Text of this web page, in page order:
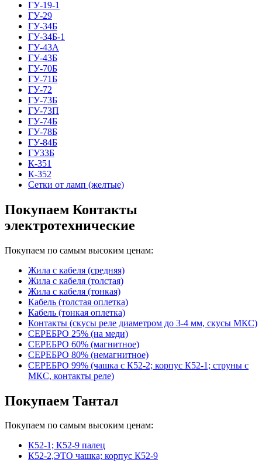
ГУ-19-1
ГУ-29
ГУ-34Б
ГУ-34Б-1
ГУ-43А
ГУ-43Б
ГУ-70Б
ГУ-71Б
ГУ-72
ГУ-73Б
ГУ-73П
ГУ-74Б
ГУ-78Б
ГУ-84Б
ГУ33Б
К-351
К-352
Сетки от ламп (желтые)
Покупаем Контакты
электротехнические
Покупаем по самым высоким ценам:
Жила с кабеля (средняя)
Жила с кабеля (толстая)
Жила с кабеля (тонкая)
Кабель (толстая оплетка)
Кабель (тонкая оплетка)
Контакты (скусы реле диаметром до 3-4 мм, скусы МКС)
СЕРЕБРО 25% (на меди)
СЕРЕБРО 60% (магнитное)
СЕРЕБРО 80% (немагнитное)
СЕРЕБРО 99% (чашка с К52-2; корпус К52-1; струны с
МКС, контакты реле)
Покупаем Тантал
Покупаем по самым высоким ценам:
К52-1; К52-9 палец
К52-2,ЭТО чашка; корпус К52-9